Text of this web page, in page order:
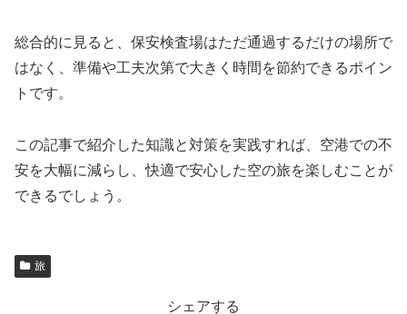
総合的に見ると、保安検査場はただ通過するだけの場所で
はなく、準備や工夫次第で大きく時間を節約できるポイン
トです。
この記事で紹介した知識と対策を実践すれば、空港での不
安を大幅に減らし、快適で安心した空の旅を楽しむことが
できるでしょう。
旅
シェアする